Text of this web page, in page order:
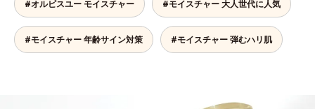
#オルビスユー モイスチャー #モイスチャー 大人世代に人気
#モイスチャー 年齢サイン対策 #モイスチャー 弾むハリ肌